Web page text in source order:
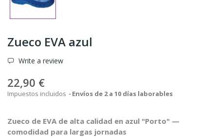
Zueco EVA azul
Write a review
22,90 €
Impuestos incluidos Envíos de 2 a 10 días laborables
Zueco de EVA de alta calidad en azul "Porto" —
comodidad para largas jornadas